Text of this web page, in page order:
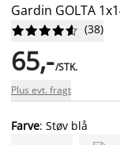
Gardin GOLTA





 (38)
65,-/STK.
Plus evt. fragt
Farve: Støv blå